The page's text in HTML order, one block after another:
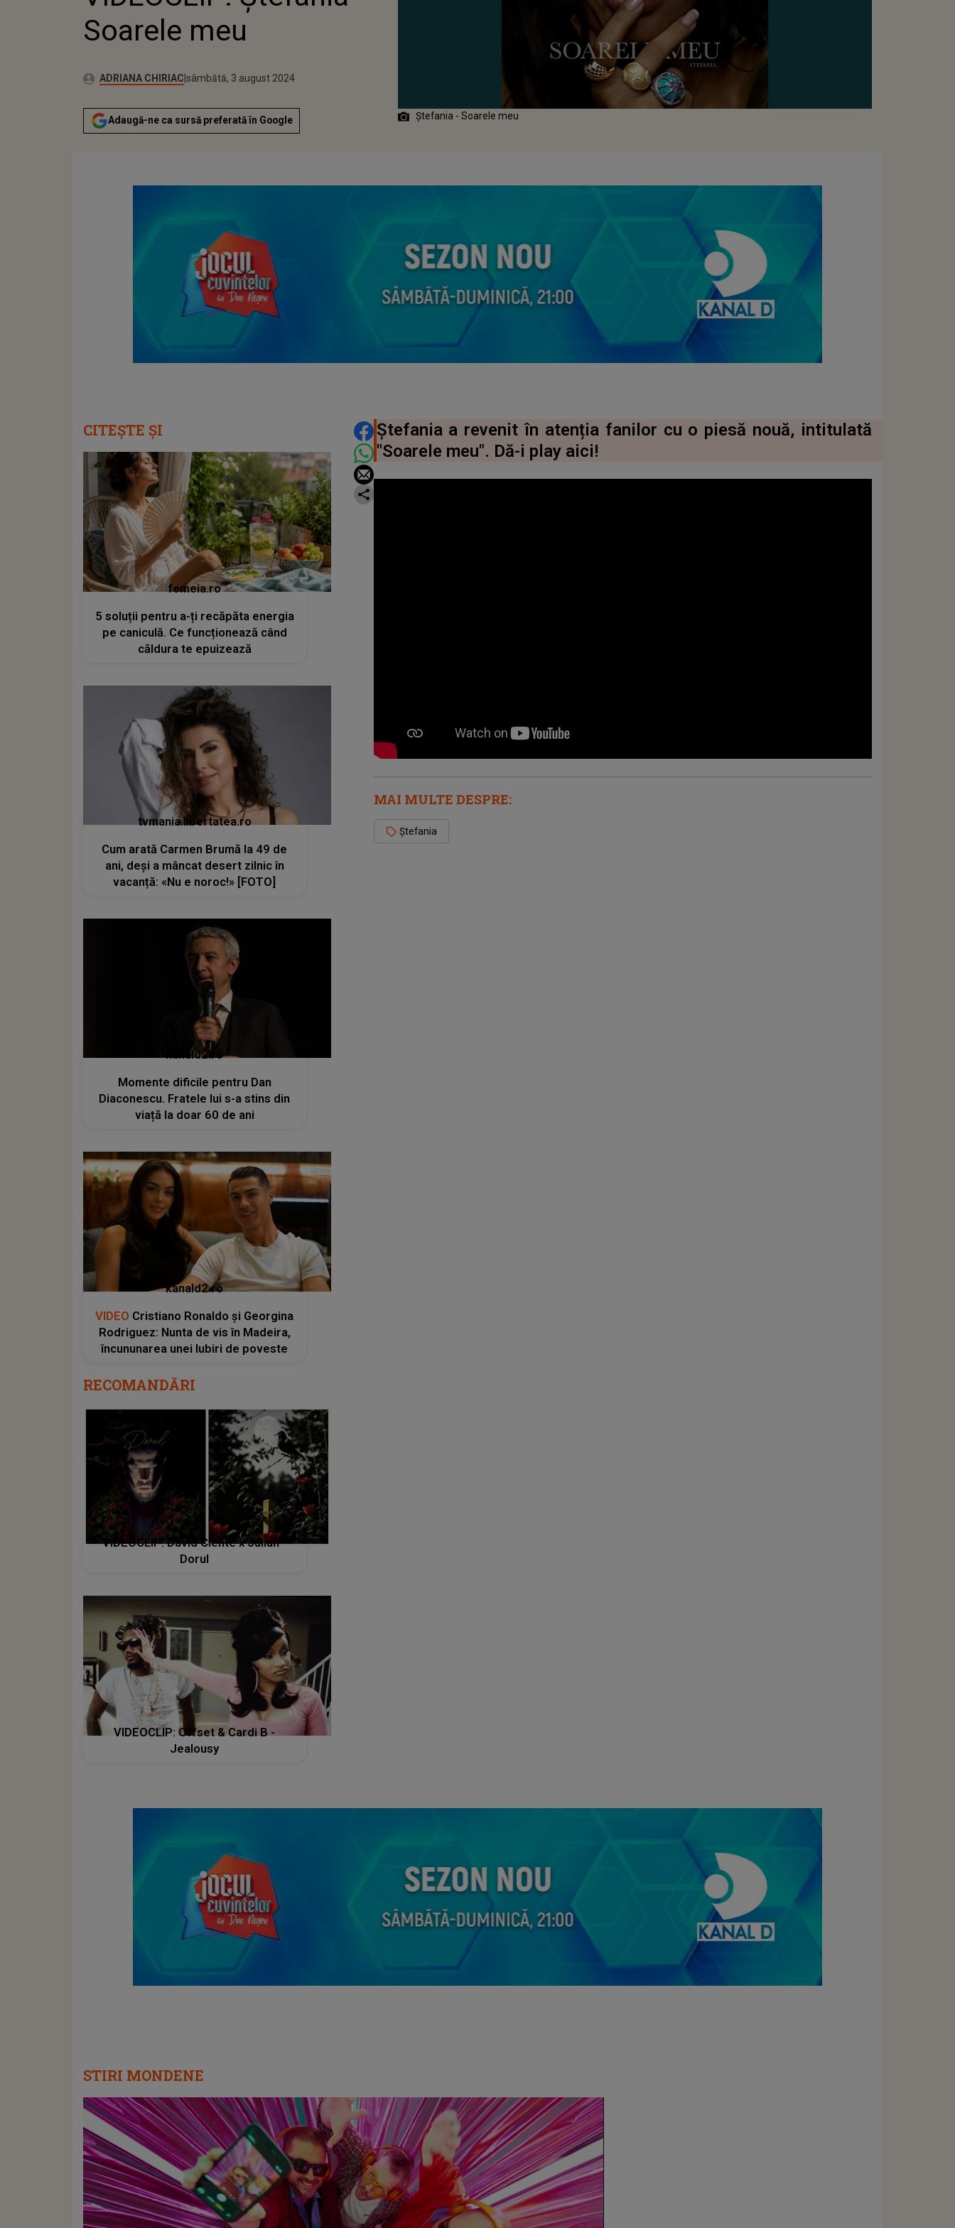
Soarele meu
Autor:ADRIANA CHIRIACPublicat:
joi, 3 august 2023
Actualizat:
sâmbătă, 3 august 2024
Adaugă-ne ca sursă preferată în Google Ștefania - Soarele meu
DISTRIBUIE ARTICOLUL
Ștefania a revenit în atenția fanilor cu o piesă nouă, intitulată
"Soarele meu". Dă-i play aici!
MAI MULTE DESPRE:
Ștefania
CITEȘTE ȘI
femeia.ro
5 soluții pentru a-ți recăpăta energia
pe caniculă. Ce funcționează când
căldura te epuizează
tvmania.libertatea.ro
Cum arată Carmen Brumă la 49 de
ani, deși a mâncat desert zilnic în
vacanță: «Nu e noroc!» [FOTO]
kanald2.ro
Momente dificile pentru Dan
Diaconescu. Fratele lui s-a stins din
viață la doar 60 de ani
kanald2.ro
VIDEO Cristiano Ronaldo și Georgina
Rodriguez: Nunta de vis în Madeira,
încununarea unei Iubiri de poveste
RECOMANDĂRI
VIDEOCLIP: David Ciente x Julian -
Dorul
VIDEOCLIP: Offset & Cardi B -
Jealousy
STIRI MONDENE